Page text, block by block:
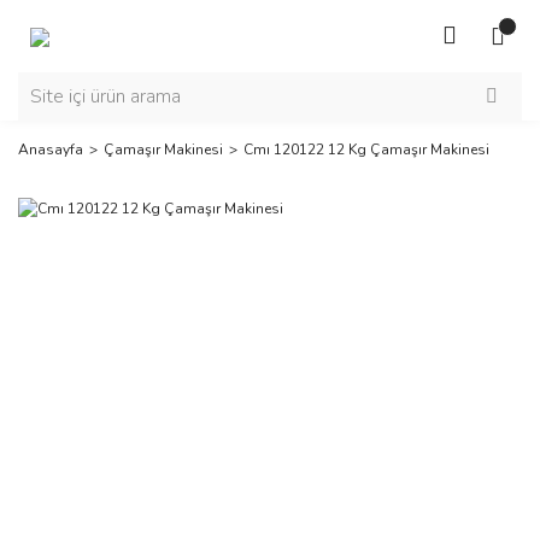
Anasayfa Çamaşır Makinesi Cmı 120122 12 Kg Çamaşır Makinesi